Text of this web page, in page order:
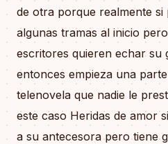
de otra porque realmente si
algunas tramas al inicio
escritores quieren echar su
entonces empieza una
telenovela que nadie le
este caso Heridas de amor
a su antecesora pero tiene